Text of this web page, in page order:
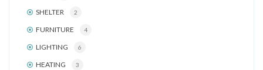
SHELTER 2
FURNITURE 4
LIGHTING 6
HEATING 3